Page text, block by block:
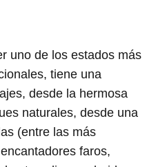
uno de los estados más
tiene una
desde la hermosa
naturales, desde una
(entre las más
faros,